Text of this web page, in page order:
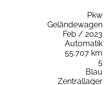
Pkw
Geländewagen
Feb / 2023
Automatik
55.707 km
5
Blau
Zentrallager